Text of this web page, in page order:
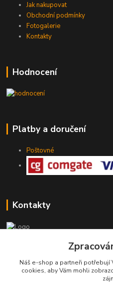
Jak nakupovat
Obchodní podmínky
Fotogalerie
Kontakty
Hodnocení
Platby a doručení
Poštovné
Kontakty
rodinny.bazarek@seznam.cz
Náš e-shop a partneři potřebují
cookies, aby Vám mohli